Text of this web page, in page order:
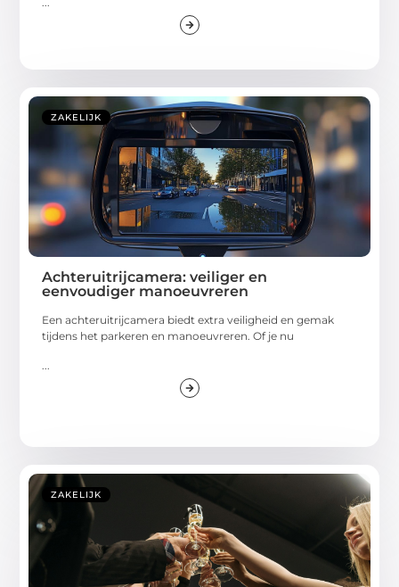
ZAKELIJK
Achteruitrijcamera: veiliger en
eenvoudiger manoeuvreren
Een achteruitrijcamera biedt extra veiligheid en gemak
tijdens het parkeren en manoeuvreren. Of je nu
ZAKELIJK